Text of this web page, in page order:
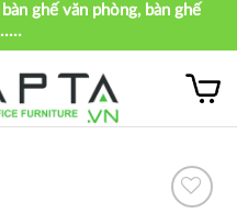
ghế văn phòng, bàn ghế